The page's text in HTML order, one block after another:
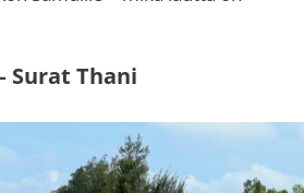
Surat Thani